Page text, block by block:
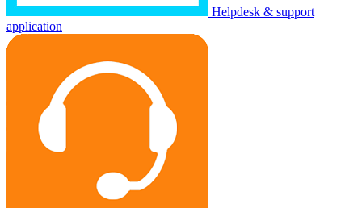
Helpdesk & support
application